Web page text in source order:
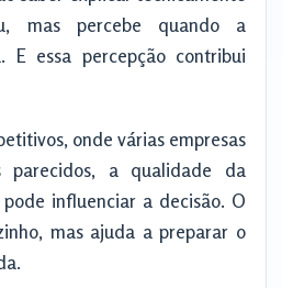
mas percebe quando a
E essa percepção contribui
onde várias empresas
parecidos, a qualidade da
influenciar a decisão. O
mas ajuda a preparar o